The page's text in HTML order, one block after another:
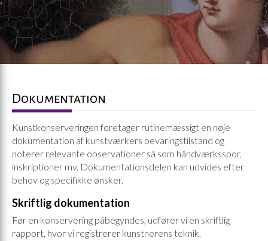
Dokumentation
Kunstkonserveringen foretager rutinemæssigt en nøje
dokumentation af kunstværkers bevaringstilstand og
noterer relevante observationer så som håndværksspor,
inskriptioner mv. Dokumentationsdelen kan udvides efter
behov og specifikke ønsker.
Skriftlig dokumentation
Før en konservering påbegyndes, udfører vi en skriftlig
rapport, hvor vi registrerer kunstnerens teknik,